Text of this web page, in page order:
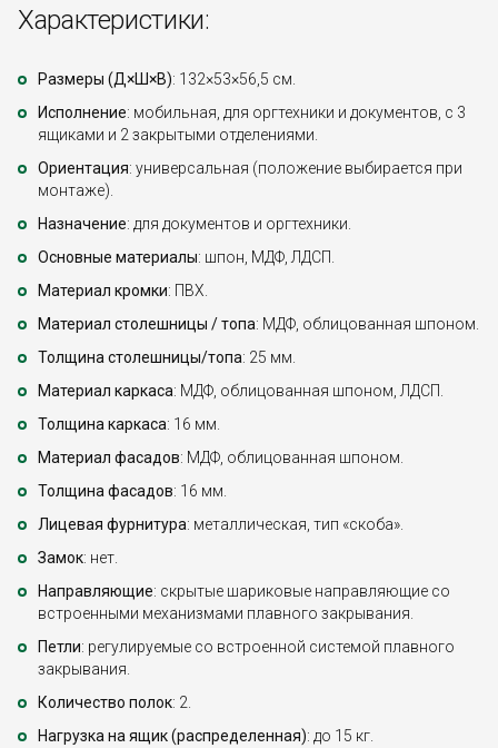
Характеристики:
Размеры (Д×Ш×В): 132×53×56,5 см.
Исполнение: мобильная, для оргтехники и документов, с 3
ящиками и 2 закрытыми отделениями.
Ориентация: универсальная (положение выбирается при
монтаже).
Назначение: для документов и оргтехники.
Основные материалы: шпон, МДФ, ЛДСП.
Материал кромки: ПВХ.
Материал столешницы / топа: МДФ, облицованная шпоном.
Толщина столешницы/топа: 25 мм.
Материал каркаса: МДФ, облицованная шпоном, ЛДСП.
Толщина каркаса: 16 мм.
Материал фасадов: МДФ, облицованная шпоном.
Толщина фасадов: 16 мм.
Лицевая фурнитура: металлическая, тип «скоба».
Замок: нет.
Направляющие: скрытые шариковые направляющие со
встроенными механизмами плавного закрывания.
Петли: регулируемые со встроенной системой плавного
закрывания.
Количество полок: 2.
Нагрузка на ящик (распределенная): до 15 кг.